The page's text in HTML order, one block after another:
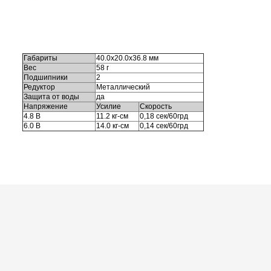
Габариты
40.0x20.0x36.8 мм
Вес
58 г
Подшипники
2
Редуктор
Металлический
Защита от воды
да
Напряжение
Усилие
Скорость
4.8 В
11.2 кг-см
0,18 сек/60грд
6.0 В
14.0 кг-см 0,14 сек/60грд